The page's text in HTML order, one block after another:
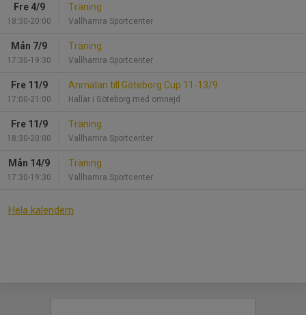
Fre 4/9
18:30-20:00
Träning
Vallhamra Sportcenter
Mån 7/9
17:30-19:30
Träning
Vallhamra Sportcenter
Fre 11/9
17:00-21:00
Anmälan till Göteborg Cup 11-13/9
Hallar i Göteborg med omnejd
Fre 11/9
18:30-20:00
Träning
Vallhamra Sportcenter
Mån 14/9
17:30-19:30
Träning
Vallhamra Sportcenter
Hela kalendern